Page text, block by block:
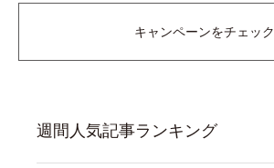
キャンペーンをチェック
週間人気記事ランキング